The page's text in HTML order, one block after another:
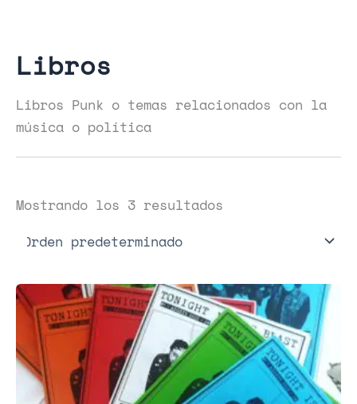
Libros
Libros Punk o temas relacionados con la
música o política
Mostrando los 3 resultados